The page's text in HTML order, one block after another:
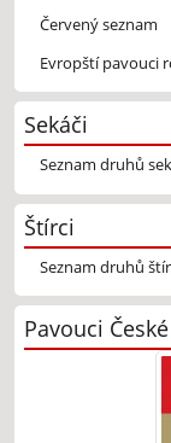
Červený seznam
Evropští pavouci
Sekáči
Seznam druhů
Štírci
Seznam druhů
Pavouci